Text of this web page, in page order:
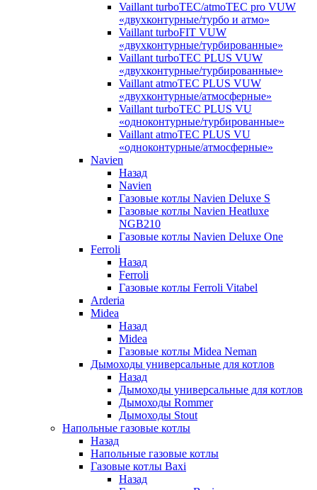
Vaillant turboTEC/atmoTEC pro VUW
«двухконтурные/турбо и атмо»
Vaillant turboFIT VUW
«двухконтурные/турбированные»
Vaillant turboTEC PLUS VUW
«двухконтурные/турбированные»
Vaillant atmoTEC PLUS VUW
«двухконтурные/атмосферные»
Vaillant turboTEC PLUS VU
«одноконтурные/турбированные»
Vaillant atmoTEC PLUS VU
«одноконтурные/атмосферные»
Navien
Назад
Navien
Газовые котлы Navien Deluxe S
Газовые котлы Navien Heatluxe
NGB210
Газовые котлы Navien Deluxe One
Ferroli
Назад
Ferroli
Газовые котлы Ferroli Vitabel
Arderia
Midea
Назад
Midea
Газовые котлы Midea Neman
Дымоходы универсальные для котлов
Назад
Дымоходы универсальные для котлов
Дымоходы Rommer
Дымоходы Stout
Напольные газовые котлы
Назад
Напольные газовые котлы
Газовые котлы Baxi
Назад